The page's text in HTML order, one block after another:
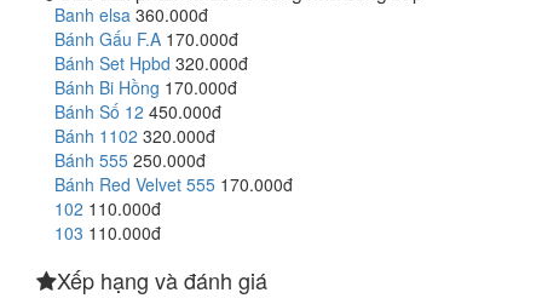
Banh elsa 360.000đ
Bánh Gấu F.A 170.000đ
Bánh Set Hpbd 320.000đ
Bánh Bi Hồng 170.000đ
Bánh Số 12 450.000đ
Bánh 1102 320.000đ
Bánh 555 250.000đ
Bánh Red Velvet 555 170.000đ
102 110.000đ
103 110.000đ
Xếp hạng và đánh giá